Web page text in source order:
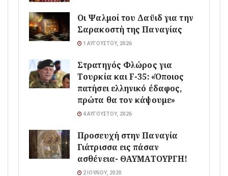
Οι Ψαλμοί του Δαϋιδ για την
Σαρακοστή της Παναγίας
1 ΑΥΓΟΎΣΤΟΥ, 2026
Στρατηγός Φλώρος για
Τουρκία και F-35: «Όποιος
πατήσει ελληνικό έδαφος,
πρώτα θα τον κάψουμε»
4 ΑΥΓΟΎΣΤΟΥ, 2026
Προσευχή στην Παναγία
Γιάτρισσα εις πάσαν
ασθένεια- ΘΑΥΜΑΤΟΥΡΓΗ!
2 ΙΟΥΛΊΟΥ, 2020